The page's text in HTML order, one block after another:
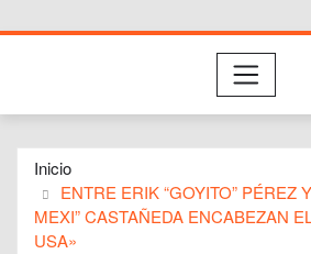
Inicio
ENTRE ERIK “GOYITO” PÉREZ
MEXI” CASTAÑEDA ENCABEZAN
USA»